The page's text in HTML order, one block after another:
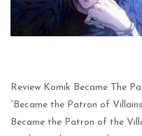
Review Komik Became The
“Became the Patron of
Became the Patron of the